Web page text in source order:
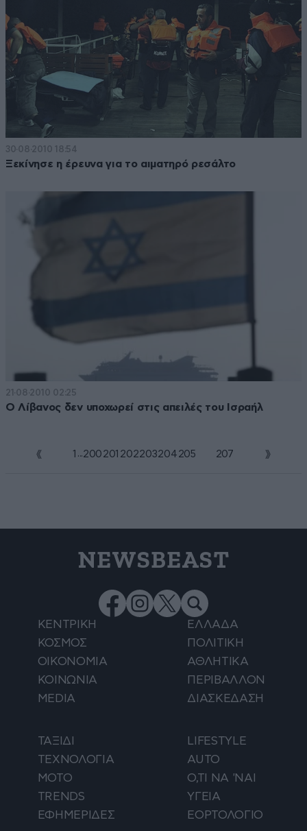
30·08·2010 18:54
Ξεκίνησε η έρευνα για το αιματηρό ρεσάλτο
21·08·2010 02:25
Ο Λίβανος δεν υποχωρεί στις απειλές του Ισραήλ
1 ...200 201 202203204 205 207
NEWSBEAST
ΚΕΝΤΡΙΚΗ
ΕΛΛΑΔΑ
ΚΟΣΜΟΣ
ΠΟΛΙΤΙΚΗ
ΟΙΚΟΝΟΜΙΑ
ΑΘΛΗΤΙΚΑ
ΚΟΙΝΩΝΙΑ
ΠΕΡΙΒΑΛΛΟΝ
MEDIA
ΔΙΑΣΚΕΔΑΣΗ
ΤΑΞΙΔΙ
LIFESTYLE
ΤΕΧΝΟΛΟΓΙΑ
AUTO
ΜΟΤΟ
Ο,ΤΙ ΝΑ 'ΝΑΙ
TRENDS
ΥΓΕΙΑ
ΕΦΗΜΕΡΙΔΕΣ
ΕΟΡΤΟΛΟΓΙΟ